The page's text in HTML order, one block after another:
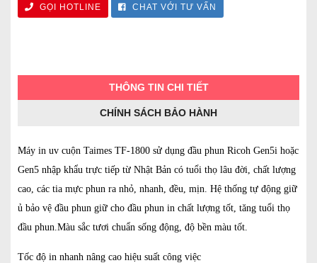
GỌI HOTLINE CHAT VỚI TƯ VẤN
THÔNG TIN CHI TIẾT
CHÍNH SÁCH BẢO HÀNH
Máy in uv cuộn Taimes TF-1800 sử dụng đầu phun Ricoh Gen5i hoặc
Gen5 nhập khẩu trực tiếp từ Nhật Bản có tuổi thọ lâu đời, chất lượng
cao, các tia mực phun ra nhỏ, nhanh, đều, mịn. Hệ thống tự động giữ
ủ bảo vệ đầu phun giữ cho đầu phun in chất lượng tốt, tăng tuổi thọ
đầu phun.Màu sắc tươi chuẩn sống động, độ bền màu tốt.
Tốc độ in nhanh nâng cao hiệu suất công việc